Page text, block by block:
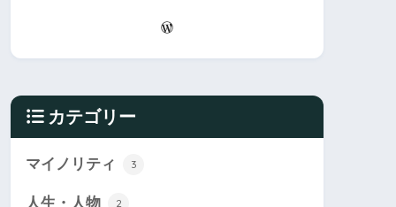
カテゴリー
マイノリティ 3
人生・人物 2